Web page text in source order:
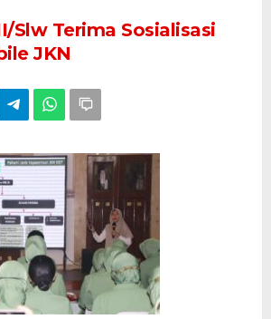
Terima
Sosialisasi
Aplikasi
JKN
Slw Terima Sosialisasi
JKN